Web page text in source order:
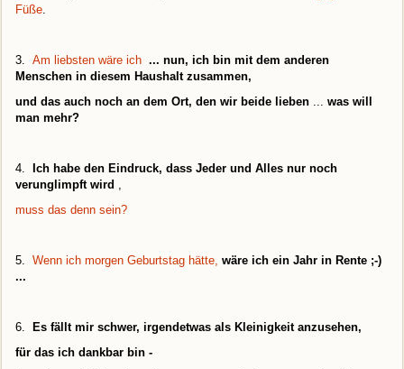
Füße
3. Am liebsten wäre ich ... nun, ich bin mit dem anderen
Menschen in diesem Haushalt zusammen,
und das auch noch an dem Ort, den wir beide lieben
was will
man mehr?
4.
Ich habe den Eindruck, dass Jeder und Alles nur noch
verunglimpft wird
muss das denn sein?
5. Wenn ich morgen Geburtstag hätte, wäre ich ein Jahr in Rente ;-)
...
6.
Es fällt mir schwer, irgendetwas als Kleinigkeit anzusehen,
für das ich dankbar bin -